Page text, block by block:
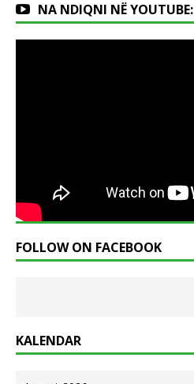
NA NDIQNI NË YOUTUBE:
FOLLOW ON FACEBOOK
KALENDAR